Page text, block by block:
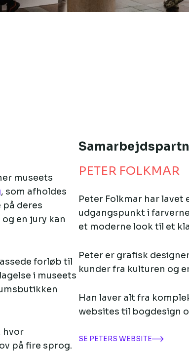
museets
, som afholdes
på deres
en jury kan
forløb til
i museets
hvor
på fire sprog.
PETER FOLKMAR
Peter Folkmar har
udgangspunkt i
et moderne look til et
Peter er grafisk
kunder fra kulturen og
Han laver alt fra
websites til bogdesign
SE PETERS WEBSITE